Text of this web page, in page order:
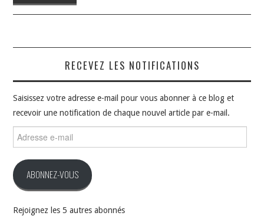
RECEVEZ LES NOTIFICATIONS
Saisissez votre adresse e-mail pour vous abonner à ce blog et
recevoir une notification de chaque nouvel article par e-mail.
e-
ABONNEZ-VOUS
Rejoignez les 5 autres abonnés